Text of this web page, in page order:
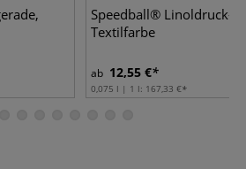
Speedball® Linoldruck-
Textilfarbe
ab 12,55 €
0,075 l | 1 l: 167,33 €